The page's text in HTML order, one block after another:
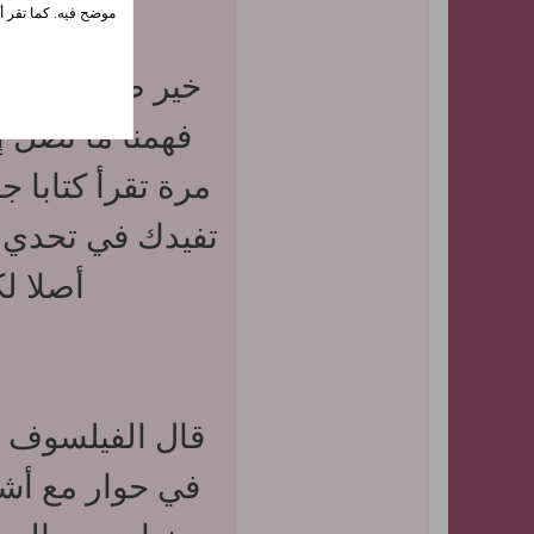
خير صديق في
فهمنا ما تصل
مرة تقرأ
تفيدك في تحدي
قال الفيلسوف
في حوار مع
موضح فيه. كما تقر